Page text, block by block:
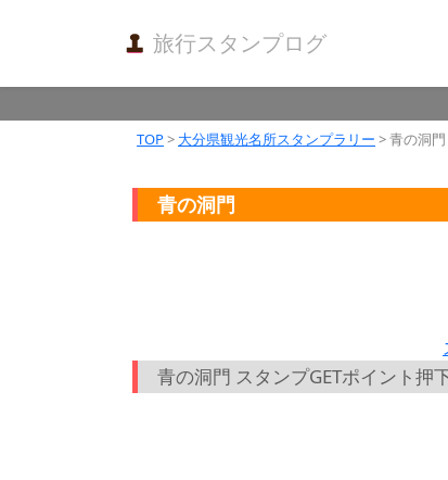
旅行スタンプログ
TOP> 大分県観光名所スタンプラリー > 青の洞門
青の洞門
青の洞門 スタンプGETポイント押